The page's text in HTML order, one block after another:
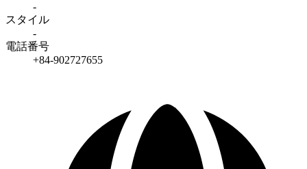
-
スタイル
-
電話番号
+84-902727655